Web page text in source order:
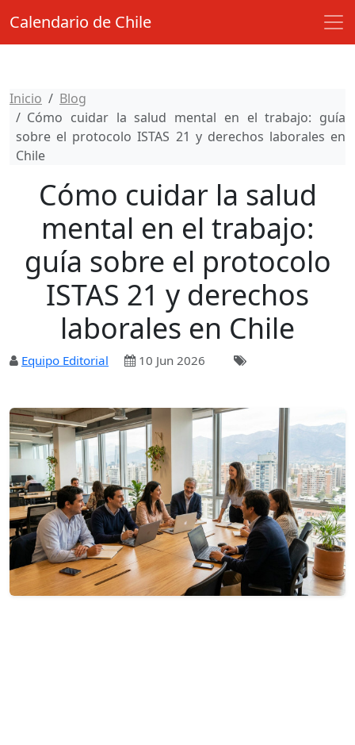
Calendario de Chile
Inicio
Blog
Cómo cuidar la salud mental en el trabajo: guía
sobre el protocolo ISTAS 21 y derechos laborales en
Chile
Cómo cuidar la salud
mental en el trabajo:
guía sobre el protocolo
ISTAS 21 y derechos
laborales en Chile
Equipo Editorial 10 Jun 2026